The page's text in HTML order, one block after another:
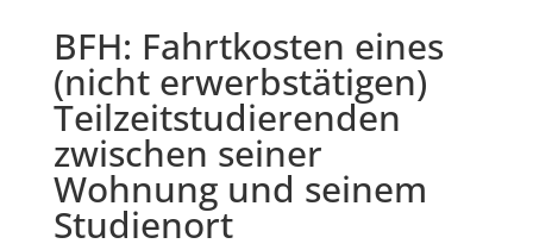
BFH: Fahrtkosten eines
(nicht erwerbstätigen)
Teilzeitstudierenden
zwischen seiner
Wohnung und seinem
Studienort